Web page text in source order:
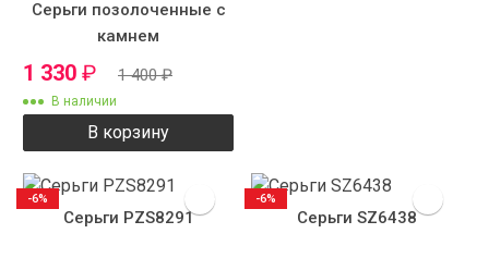
Серьги позолоченные с
камнем
1 330 ₽ 1 400₽
В наличии
В корзину
Серьги PZS8291
-6%
Серьги SZ6438
-6%